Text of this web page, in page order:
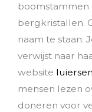
boomstammen
bergkristallen.
naam te staan:
verwijst naar
website
mensen lezen
doneren voor